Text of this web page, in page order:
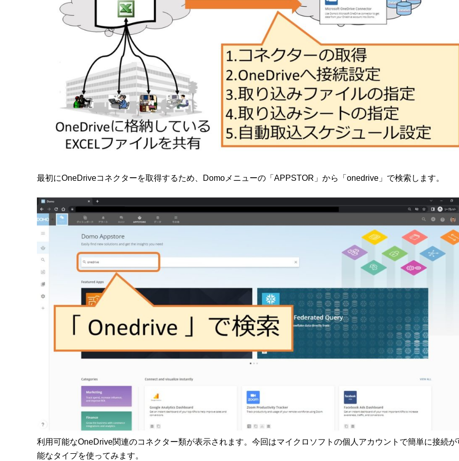
最初にOneDriveコネクターを取得するため、Domoメニューの「APPSTOR」から「onedrive」で検索します。
利用可能なOneDrive関連のコネクター類が表示されます。今回はマイクロソフトの個人アカウントで簡単に接続が
能なタイプを使ってみます。